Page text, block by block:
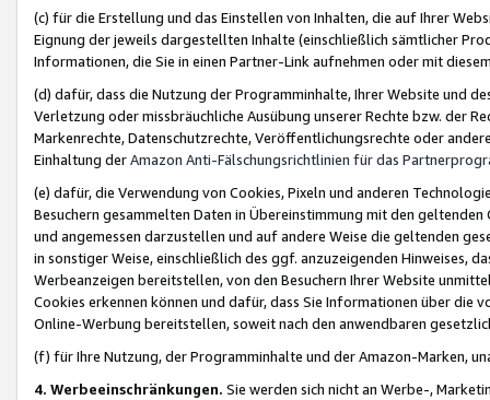
(c) für die Erstellung und das Einstellen von Inhalten, die auf Ihrer
Eignung der jeweils dargestellten Inhalte (einschließlich sämtlicher
Informationen, die Sie in einen Partner-Link aufnehmen oder mit
(d) dafür, dass die Nutzung der Programminhalte, Ihrer Website und
Verletzung oder missbräuchliche Ausübung unserer Rechte bzw. der
Markenrechte, Datenschutzrechte, Veröffentlichungsrechte oder
Einhaltung derAmazon Anti-Fälschungsrichtlinien für das
(e) dafür, die Verwendung von Cookies, Pixeln und anderen
Besuchern gesammelten Daten in Übereinstimmung mit den
und angemessen darzustellen und auf andere Weise die geltenden
in sonstiger Weise, einschließlich des ggf. anzuzeigenden Hinweises,
Werbeanzeigen bereitstellen, von den Besuchern Ihrer Website
Cookies erkennen können und dafür, dass Sie Informationen über die
Online-Werbung bereitstellen, soweit nach den anwendbaren
(f) für Ihre Nutzung, der Programminhalte und der Amazon-Marken,
4. Werbeeinschränkungen. Sie werden sich nicht an Werbe-,